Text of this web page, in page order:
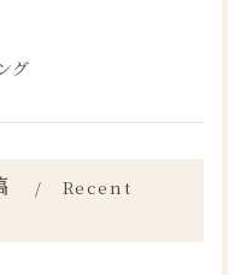
グ
Recent